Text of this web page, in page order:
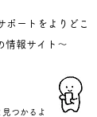
ポートをよりどこ
情報サイト～
見つかるよ